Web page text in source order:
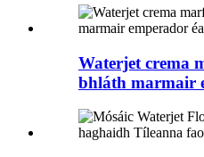
Waterjet crema
bhláth marmair